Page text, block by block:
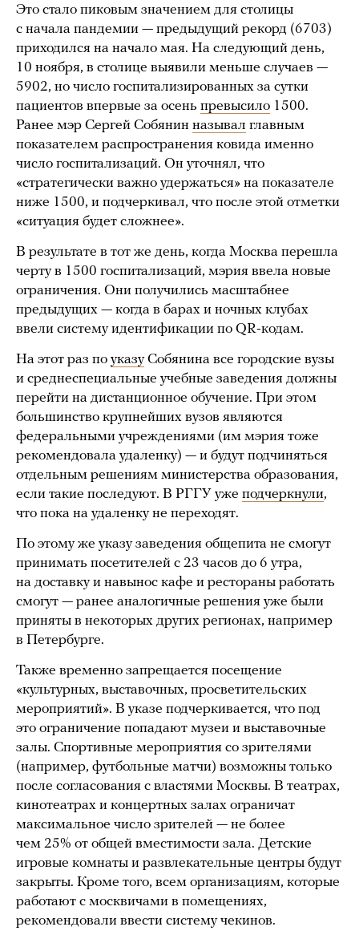
Это стало пиковым значением для столицы
с начала пандемии — предыдущий рекорд (6703)
приходился на начало мая. На следующий день,
10 ноября, в столице выявили меньше случаев —
5902, но число госпитализированных за сутки
пациентов впервые за осень превысило 1500.
Ранее мэр Сергей Собянин называл главным
показателем распространения ковида именно
число госпитализаций. Он уточнял, что
«стратегически важно удержаться» на показателе
ниже 1500, и подчеркивал, что после этой отметки
«ситуация будет сложнее».
В результате в тот же день, когда Москва перешла
черту в 1500 госпитализаций, мэрия ввела новые
ограничения. Они получились масштабнее
предыдущих — когда в барах и ночных клубах
ввели систему идентификации по QR-кодам.
На этот раз по указуСобянина все городские вузы
и среднеспециальные учебные заведения должны
перейти на дистанционное обучение. При этом
большинство крупнейших вузов являются
федеральными учреждениями (им мэрия тоже
рекомендовала удаленку) — и будут подчиняться
отдельным решениям министерства образования,
если такие последуют. В РГГУ уже подчеркнули,
что пока на удаленку не переходят.
По этому же указу заведения общепита не смогут
принимать посетителей с 23 часов до 6 утра,
на доставку и навынос кафе и рестораны работать
смогут — ранее аналогичные решения уже были
приняты в некоторых других регионах, например
в Петербурге.
Также временно запрещается посещение
«культурных, выставочных, просветительских
мероприятий». В указе подчеркивается, что под
это ограничение попадают музеи и выставочные
залы. Спортивные мероприятия со зрителями
(например, футбольные матчи) возможны только
после согласования с властями Москвы. В театрах,
кинотеатрах и концертных залах ограничат
максимальное число зрителей — не более
чем 25% от общей вместимости зала. Детские
игровые комнаты и развлекательные центры будут
закрыты. Кроме того, всем организациям, которые
работают с москвичами в помещениях,
рекомендовали ввести систему чекинов.